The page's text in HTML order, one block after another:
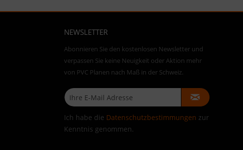
NEWSLETTER
Abonnieren Sie den kostenlosen Newsletter und
verpassen Sie keine Neuigkeit oder Aktion mehr
von PVC Planen nach Maß in der Schweiz.
Ich habe die Datenschutzbestimmungen zur
Kenntnis genommen.